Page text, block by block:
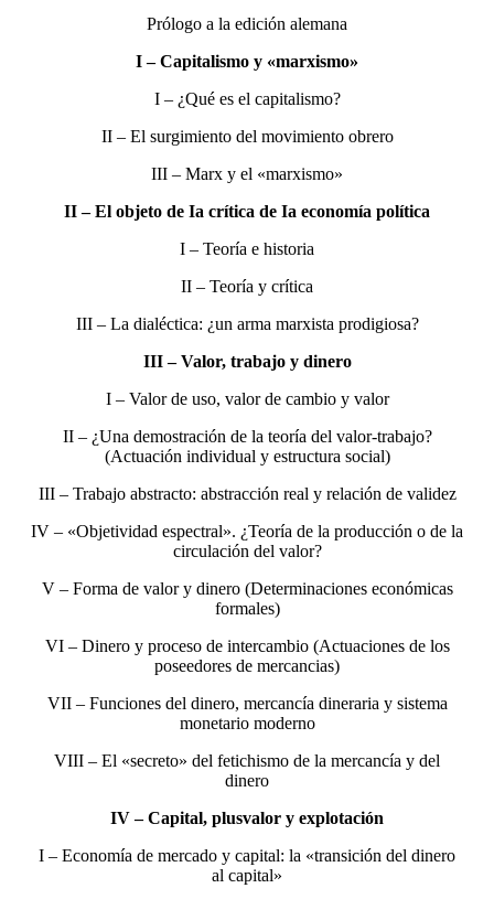
Prólogo a la edición alemana
I – Capitalismo y «marxismo»
I – ¿Qué es el capitalismo?
II – El surgimiento del movimiento obrero
III – Marx y el «marxismo»
II – El objeto de Ia crítica de Ia economía política
I – Teoría e historia
II – Teoría y crítica
III – La dialéctica: ¿un arma marxista prodigiosa?
III – Valor, trabajo y dinero
I – Valor de uso, valor de cambio y valor
II – ¿Una demostración de la teoría del valor-trabajo?
(Actuación individual y estructura social)
III – Trabajo abstracto: abstracción real y relación de validez
IV – «Objetividad espectral». ¿Teoría de la producción o de la
circulación del valor?
V – Forma de valor y dinero (Determinaciones económicas
formales)
VI – Dinero y proceso de intercambio (Actuaciones de los
poseedores de mercancias)
VII – Funciones del dinero, mercancía dineraria y sistema
monetario moderno
VIII – El «secreto» del fetichismo de la mercancía y del
dinero
IV – Capital, plusvalor y explotación
I – Economía de mercado y capital: la «transición del dinero
al capital»